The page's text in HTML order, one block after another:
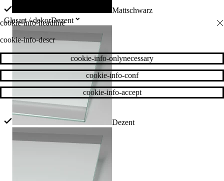
Mattschwarz
Glasart /-dekorDezent
Dezent
cookie-info-descr
cookie-info-accept
cookie-info-conf
cookie-info-onlynecessary